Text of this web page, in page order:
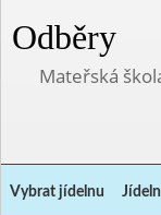
Odběry
Mateřská
Vybrat jídelnu